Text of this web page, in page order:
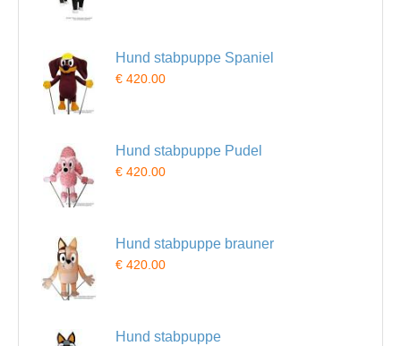
Hund stabpuppe Spaniel
€ 420.00
Hund stabpuppe Pudel
€ 420.00
Hund stabpuppe brauner
€ 420.00
Hund stabpuppe